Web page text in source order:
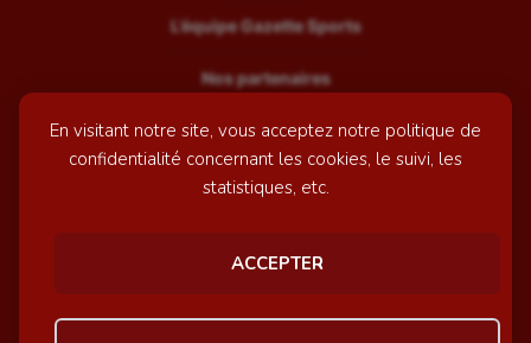
En visitant notre site, vous acceptez notre politique de
confidentialité concernant les cookies, le suivi, les
statistiques, etc.
ACCEPTER
L’équipe Gazette Sports
Nos partenaires
Recrutement
Mentions légales